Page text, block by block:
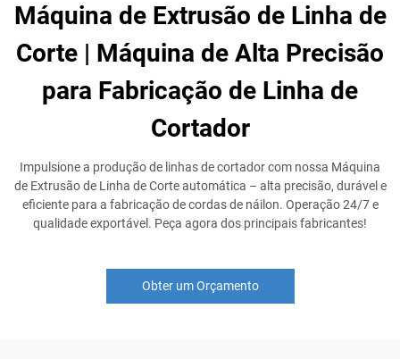
Máquina de Extrusão de Linha de
Corte | Máquina de Alta Precisão
para Fabricação de Linha de
Cortador
Impulsione a produção de linhas de cortador com nossa Máquina
de Extrusão de Linha de Corte automática – alta precisão, durável e
eficiente para a fabricação de cordas de náilon. Operação 24/7 e
qualidade exportável. Peça agora dos principais fabricantes!
Obter um Orçamento